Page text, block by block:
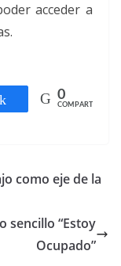
acceder a
Compartir
0
COMPARTIR
como eje de la
sencillo “Estoy
Ocupado”